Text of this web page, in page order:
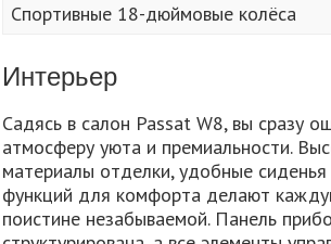
Спортивные 18-дюймовые колёса
Интерьер
Садясь в салон Passat W8, вы сразу
атмосферу уюта и премиальности.
материалы отделки, удобные
функций для комфорта делают
поистине незабываемой. Панель